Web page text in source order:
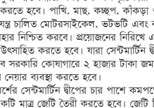
করতে হবে। পাখি, মাছ, কচ্ছপ, কাঁকড়া
চালিত মোটরসাইকেল, ভটভটি এবং
নিশ্চিত করবে। প্রয়োজনের
করতে হবে। যারা সেন্টমার্টিন
সরকারি কোষাগারে ২ হাজার টাকা
ব্যবস্থা করতে হবে।
সেন্টমার্টিন দ্বীপের চার পাশে
মাত্র জেটি তৈরী করতে হবে। জেটি